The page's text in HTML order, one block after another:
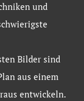
und
Bilder sind
aus einem
entwickeln.